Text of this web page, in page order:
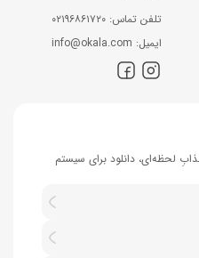
ﺗﻠﻔﻦ ﺗﻤﺎس: ۰۲۱۹۶۸۶۱۷۲۰
اﯾﻤﯿﻞ: info@okala.com
لحظه‌ای، دانلود برای سیستم